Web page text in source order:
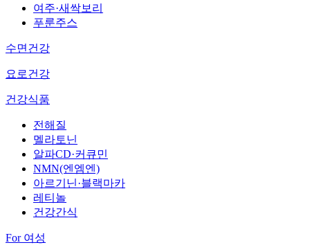
여주·새싹보리
푸룬주스
수면건강
요로건강
건강식품
전해질
멜라토닌
알파CD·커큐민
NMN(엔엠엔)
아르기닌·블랙마카
레티놀
건강간식
For 여성